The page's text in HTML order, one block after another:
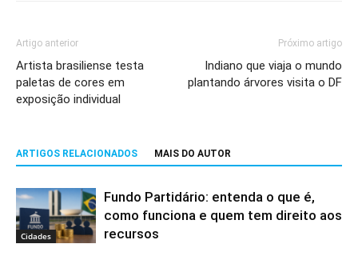
Artigo anterior
Artista brasiliense testa
paletas de cores em
exposição individual
Próximo artigo
Indiano que viaja o mundo
plantando árvores visita o DF
ARTIGOS RELACIONADOS MAIS DO AUTOR
Cidades
Fundo Partidário: entenda o que é,
como funciona e quem tem direito aos
recursos